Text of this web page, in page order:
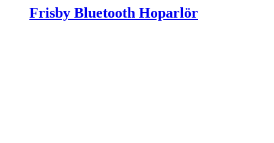
Frisby Bluetooth Hoparlör